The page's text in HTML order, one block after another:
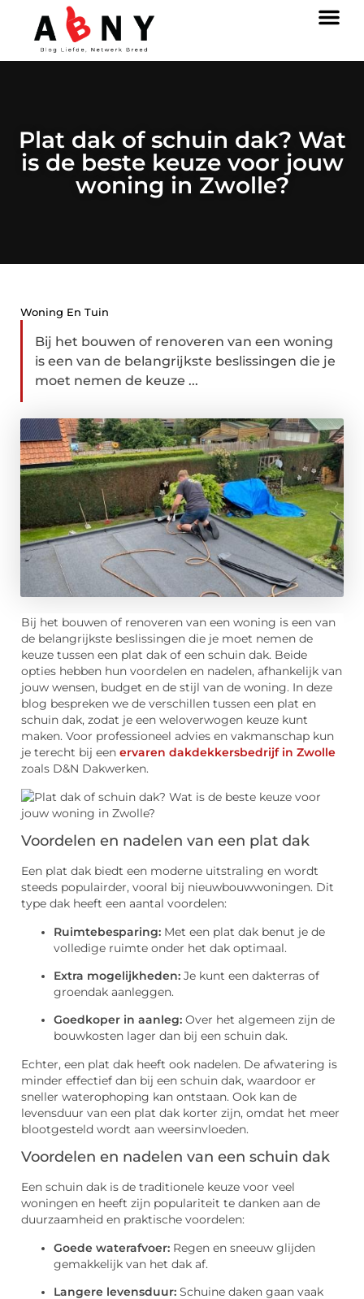
Plat dak of schuin dak? Wat
is de beste keuze voor jouw
woning in Zwolle?
Woning En Tuin
Bij het bouwen of renoveren van een woning
is een van de belangrijkste beslissingen die je
moet nemen de keuze ...
Bij het bouwen of renoveren van een woning is een van
de belangrijkste beslissingen die je moet nemen de
keuze tussen een plat dak of een schuin dak. Beide
opties hebben hun voordelen en nadelen, afhankelijk van
jouw wensen, budget en de stijl van de woning. In deze
blog bespreken we de verschillen tussen een plat en
schuin dak, zodat je een weloverwogen keuze kunt
maken. Voor professioneel advies en vakmanschap kun
je terecht bij een ervaren dakdekkersbedrijf in Zwolle
zoals D&N Dakwerken.
Voordelen en nadelen van een plat dak
Een plat dak biedt een moderne uitstraling en wordt
steeds populairder, vooral bij nieuwbouwwoningen. Dit
type dak heeft een aantal voordelen:
Ruimtebesparing: Met een plat dak benut je de
volledige ruimte onder het dak optimaal.
Extra mogelijkheden: Je kunt een dakterras of
groendak aanleggen.
Goedkoper in aanleg: Over het algemeen zijn de
bouwkosten lager dan bij een schuin dak.
Echter, een plat dak heeft ook nadelen. De afwatering is
minder effectief dan bij een schuin dak, waardoor er
sneller waterophoping kan ontstaan. Ook kan de
levensduur van een plat dak korter zijn, omdat het meer
blootgesteld wordt aan weersinvloeden.
Voordelen en nadelen van een schuin dak
Een schuin dak is de traditionele keuze voor veel
woningen en heeft zijn populariteit te danken aan de
duurzaamheid en praktische voordelen:
Goede waterafvoer: Regen en sneeuw glijden
gemakkelijk van het dak af.
Langere levensduur: Schuine daken gaan vaak